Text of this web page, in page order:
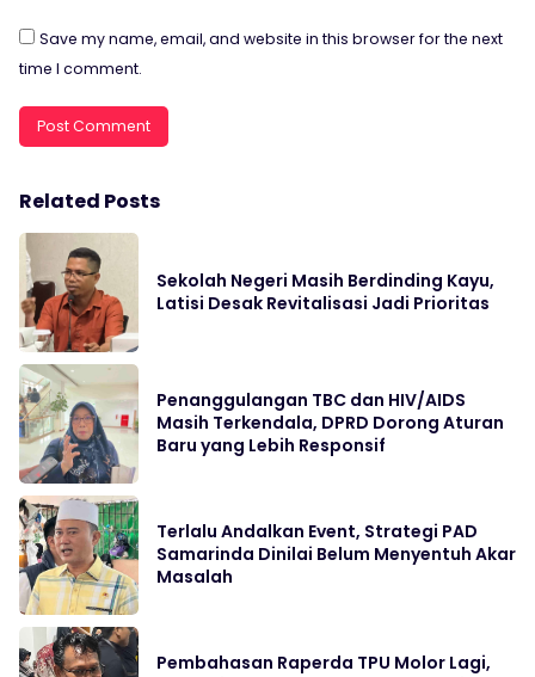
Save my name, email, and website in this browser for the next
time I comment.
Related Posts
Sekolah Negeri Masih Berdinding Kayu,
Latisi Desak Revitalisasi Jadi Prioritas
Penanggulangan TBC dan HIV/AIDS
Masih Terkendala, DPRD Dorong Aturan
Baru yang Lebih Responsif
Terlalu Andalkan Event, Strategi PAD
Samarinda Dinilai Belum Menyentuh Akar
Masalah
Pembahasan Raperda TPU Molor Lagi,